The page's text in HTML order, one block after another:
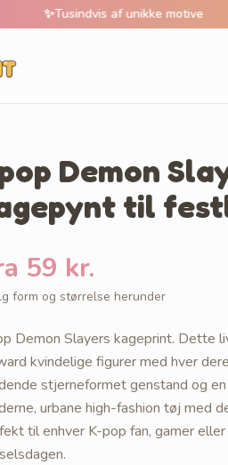
Tusindvis af unikke motive
Demon
til
59 kr.
form og størrelse herunder
Demon Slayers kageprint. Dette
kvindelige figurer med hver
stjerneformet genstand og
urbane high-fashion tøj med
til enhver K-pop fan, gamer